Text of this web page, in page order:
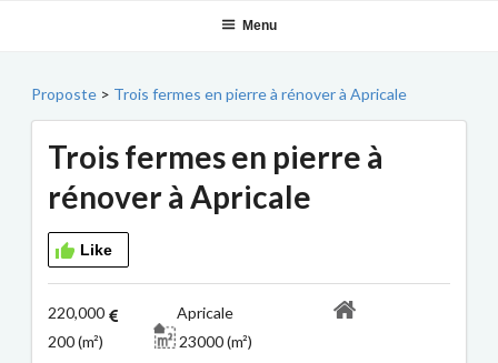
Menu
Proposte > Trois fermes en pierre à rénover à Apricale
Trois fermes en pierre à
rénover à Apricale
Like
220,000
Apricale
200 (m²)
23000 (m²)